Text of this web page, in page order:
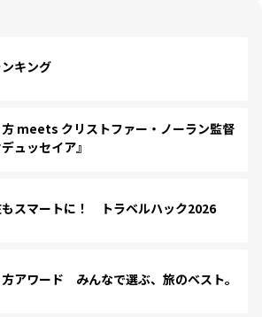
キング
meets クリストファー・ノーラン監督
ュッセイア』
スマートに！ トラベルハック2026
アワード みんなで選ぶ、旅のベスト。